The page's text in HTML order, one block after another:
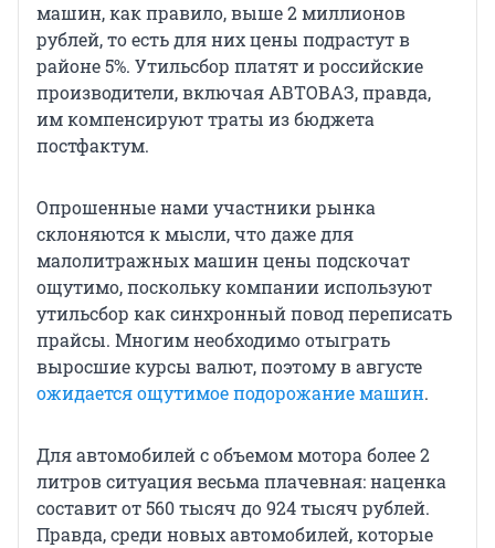
машин, как правило, выше 2 миллионов
рублей, то есть для них цены подрастут в
районе 5%. Утильсбор платят и российские
производители, включая АВТОВАЗ, правда,
им компенсируют траты из бюджета
постфактум.
Опрошенные нами участники рынка
склоняются к мысли, что даже для
малолитражных машин цены подскочат
ощутимо, поскольку компании используют
утильсбор как синхронный повод переписать
прайсы. Многим необходимо отыграть
выросшие курсы валют, поэтому в августе
ожидается ощутимое подорожание машин.
Для автомобилей с объемом мотора более 2
литров ситуация весьма плачевная: наценка
составит от 560 тысяч до 924 тысяч рублей.
Правда, среди новых автомобилей, которые